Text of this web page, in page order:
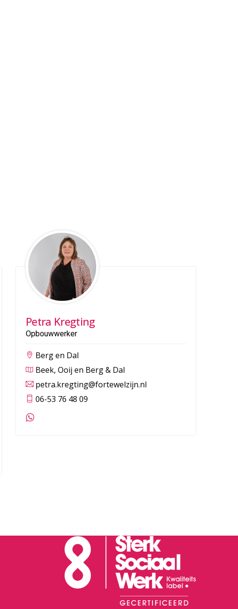
Petra Kregting
Opbouwwerker
Berg en Dal
Beek, Ooij en Berg & Dal
petra.kregting@fortewelzijn.nl
06-53 76 48 09